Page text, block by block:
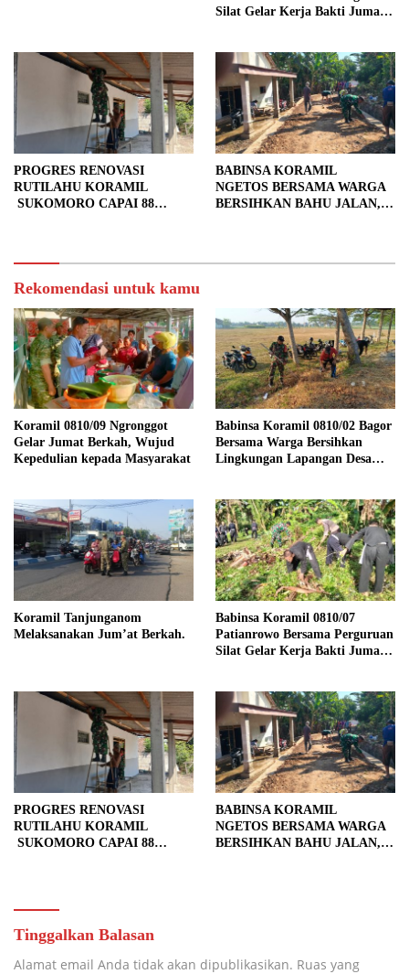
Silat Gelar Kerja Bakti Jumat
PROGRES RENOVASI
RUTILAHU KORAMIL
SUKOMORO CAPAI 88
BABINSA KORAMIL
NGETOS BERSAMA WARGA
BERSIHKAN BAHU JALAN,
Rekomendasi untuk kamu
Koramil 0810/09 Ngronggot
Gelar Jumat Berkah, Wujud
Kepedulian kepada Masyarakat
Babinsa Koramil 0810/02 Bagor
Bersama Warga Bersihkan
Lingkungan Lapangan Desa
Koramil Tanjunganom
Melaksanakan Jum’at Berkah.
Babinsa Koramil 0810/07
Patianrowo Bersama Perguruan
Silat Gelar Kerja Bakti Jumat
PROGRES RENOVASI
RUTILAHU KORAMIL
SUKOMORO CAPAI 88
BABINSA KORAMIL
NGETOS BERSAMA WARGA
BERSIHKAN BAHU JALAN,
Tinggalkan Balasan
Alamat email Anda tidak akan dipublikasikan. Ruas yang